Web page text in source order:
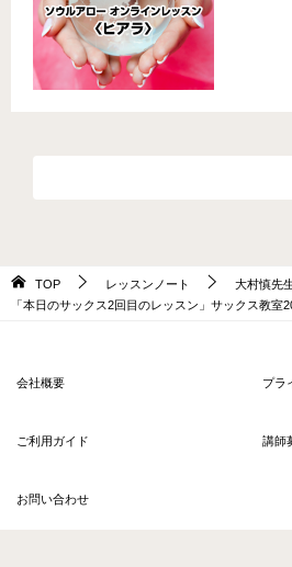
TOP レッスンノート
大村慎先
「本日のサックス2回目のレッスン」サックス教室
会社概要 プラ
ご利用ガイド 講師
お問い合わせ